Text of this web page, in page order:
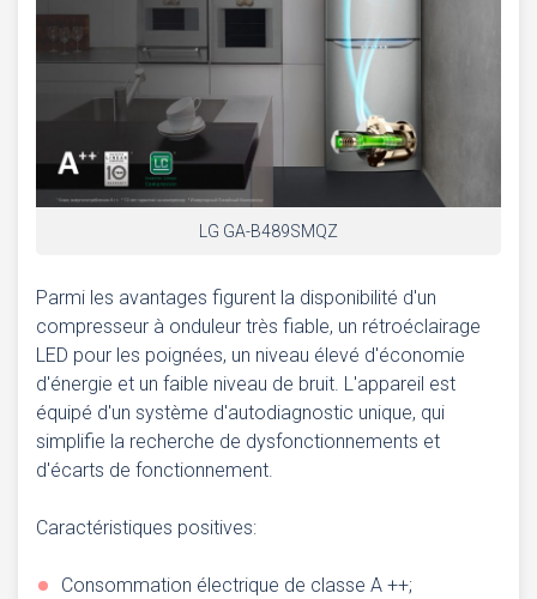
LG GA-B489SМQZ
Parmi les avantages figurent la disponibilité d'un
compresseur à onduleur très fiable, un rétroéclairage
LED pour les poignées, un niveau élevé d'économie
d'énergie et un faible niveau de bruit. L'appareil est
équipé d'un système d'autodiagnostic unique, qui
simplifie la recherche de dysfonctionnements et
d'écarts de fonctionnement.
Caractéristiques positives:
Consommation électrique de classe A ++;